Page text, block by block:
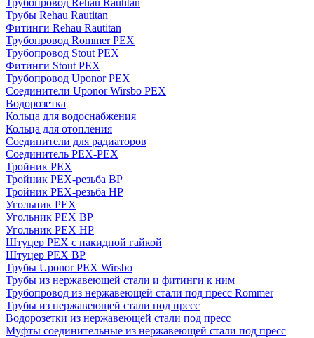
Трубы Rehau Rautitan
Фитинги Rehau Rautitan
Трубопровод Rommer PEX
Трубопровод Stout PEX
Фитинги Stout PEX
Трубопровод Uponor PEX
Соединители Uponor Wirsbo PEX
Водорозетка
Кольца для водоснабжения
Кольца для отопления
Соединители для радиаторов
Соединитель PEX-PEX
Тройник PEX
Тройник PEX-резьба ВР
Тройник PEX-резьба НР
Угольник PEX
Угольник PEX ВР
Угольник PEX НР
Штуцер PEX c накидной гайкой
Штуцер PEX ВР
Трубы Uponor PEX Wirsbo
Трубы из нержавеющей стали и фитинги к ним
Трубопровод из нержавеющей стали под пресс Rommer
Трубы из нержавеющей стали под пресс
Водорозетки из нержавеющей стали под пресс
Муфты соединительные из нержавеющей стали под пресс